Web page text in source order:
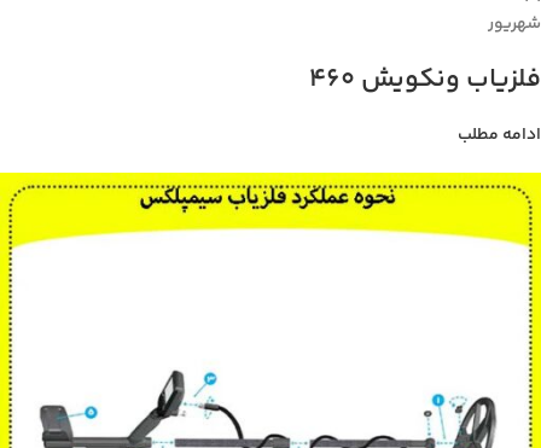
شهریور
فلزیاب ونکویش 460
ادامه مطلب